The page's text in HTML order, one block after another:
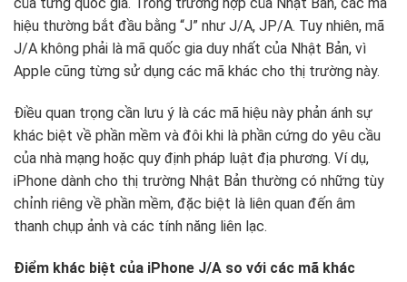
hiệu thường bắt đầu bằng “J” như J/A, JP/A. Tuy nhiên, mã
J/A không phải là mã quốc gia duy nhất của Nhật Bản, vì
Apple cũng từng sử dụng các mã khác cho thị trường này.
Điều quan trọng cần lưu ý là các mã hiệu này phản ánh sự
khác biệt về phần mềm và đôi khi là phần cứng do yêu cầu
của nhà mạng hoặc quy định pháp luật địa phương. Ví dụ,
iPhone dành cho thị trường Nhật Bản thường có những tùy
chỉnh riêng về phần mềm, đặc biệt là liên quan đến âm
thanh chụp ảnh và các tính năng liên lạc.
Điểm khác biệt của iPhone J/A so với các mã khác